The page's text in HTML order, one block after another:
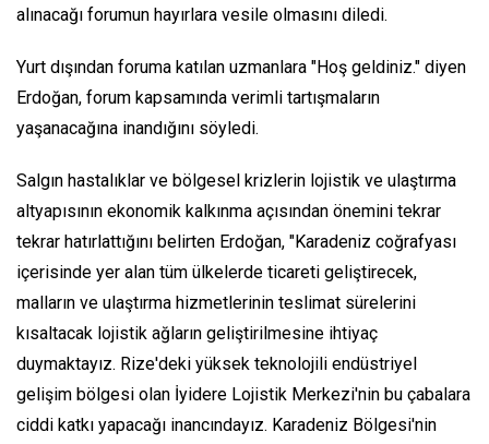
alınacağı forumun hayırlara vesile olmasını diledi.
Yurt dışından foruma katılan uzmanlara "Hoş geldiniz." diyen
Erdoğan, forum kapsamında verimli tartışmaların
yaşanacağına inandığını söyledi.
Salgın hastalıklar ve bölgesel krizlerin lojistik ve ulaştırma
altyapısının ekonomik kalkınma açısından önemini tekrar
tekrar hatırlattığını belirten Erdoğan, "Karadeniz coğrafyası
içerisinde yer alan tüm ülkelerde ticareti geliştirecek,
malların ve ulaştırma hizmetlerinin teslimat sürelerini
kısaltacak lojistik ağların geliştirilmesine ihtiyaç
duymaktayız. Rize'deki yüksek teknolojili endüstriyel
gelişim bölgesi olan İyidere Lojistik Merkezi'nin bu çabalara
ciddi katkı yapacağı inancındayız. Karadeniz Bölgesi'nin